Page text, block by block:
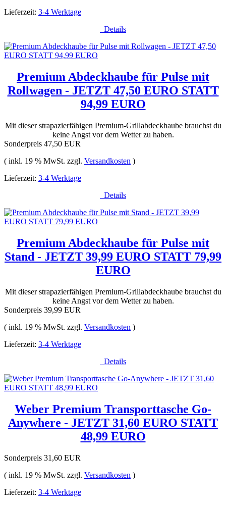
Lieferzeit: 3-4 Werktage
Details
Premium Abdeckhaube für Pulse mit
Rollwagen - JETZT 47,50 EURO STATT
94,99 EURO
Mit dieser strapazierfähigen Premium-Grillabdeckhaube brauchst du
keine Angst vor dem Wetter zu haben.
Sonderpreis 47,50 EUR
( inkl. 19 % MwSt. zzgl. Versandkosten )
Lieferzeit: 3-4 Werktage
Details
Premium Abdeckhaube für Pulse mit
Stand - JETZT 39,99 EURO STATT 79,99
EURO
Mit dieser strapazierfähigen Premium-Grillabdeckhaube brauchst du
keine Angst vor dem Wetter zu haben.
Sonderpreis 39,99 EUR
( inkl. 19 % MwSt. zzgl. Versandkosten )
Lieferzeit: 3-4 Werktage
Details
Weber Premium Transporttasche Go-
Anywhere - JETZT 31,60 EURO STATT
48,99 EURO
Sonderpreis 31,60 EUR
( inkl. 19 % MwSt. zzgl. Versandkosten )
Lieferzeit: 3-4 Werktage